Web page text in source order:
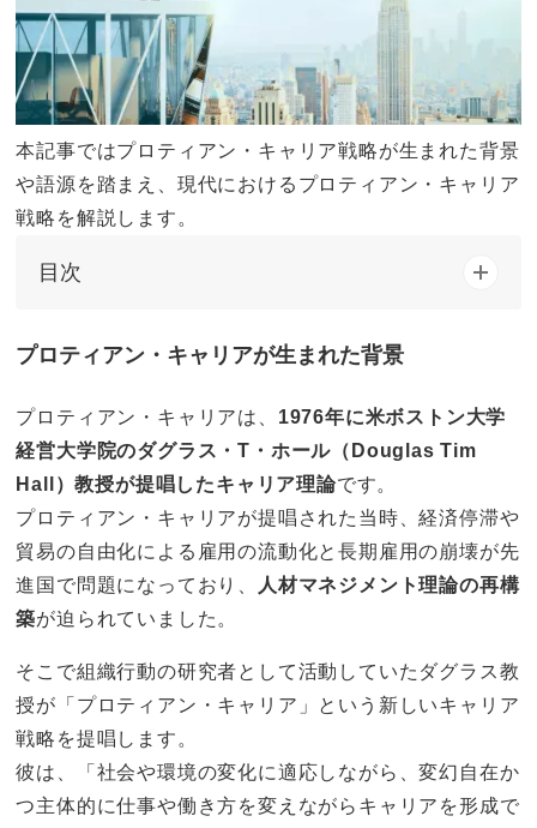
本記事ではプロティアン・キャリア戦略が生まれた背景
や語源を踏まえ、現代におけるプロティアン・キャリア
戦略を解説します。
目次
プロティアン・キャリアが生まれた背景
プロティアン・キャリアは、 1976年に米ボストン大学
経営大学院のダグラス・T・ホール（Douglas Tim
Hall）教授が提唱したキャリア理論です。
プロティアン・キャリアが提唱された当時、経済停滞や
貿易の自由化による雇用の流動化と長期雇用の崩壊が先
進国で問題になっており、
人材マネジメント理論の再構
築が迫られていました。
そこで組織行動の研究者として活動していたダグラス教
授が「プロティアン・キャリア」という新しいキャリア
戦略を提唱します。
彼は、「社会や環境の変化に適応しながら、変幻自在か
つ主体的に仕事や働き方を変えながらキャリアを形成で